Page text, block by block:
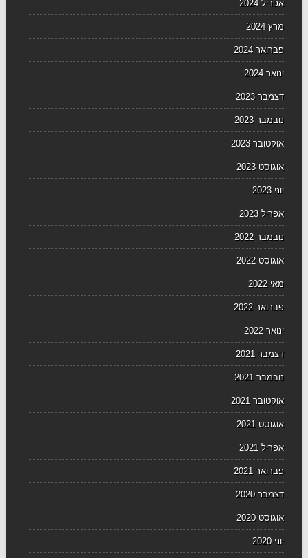
אפריל 2024
מרץ 2024
פברואר 2024
ינואר 2024
דצמבר 2023
נובמבר 2023
אוקטובר 2023
אוגוסט 2023
יוני 2023
אפריל 2023
נובמבר 2022
אוגוסט 2022
מאי 2022
פברואר 2022
ינואר 2022
דצמבר 2021
נובמבר 2021
אוקטובר 2021
אוגוסט 2021
אפריל 2021
פברואר 2021
דצמבר 2020
אוגוסט 2020
יוני 2020